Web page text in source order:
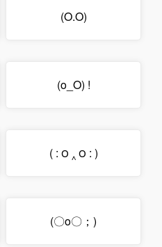
(O.O)
(o_O) !
( : ౦ ‸ ౦ : )
(〇o〇；)